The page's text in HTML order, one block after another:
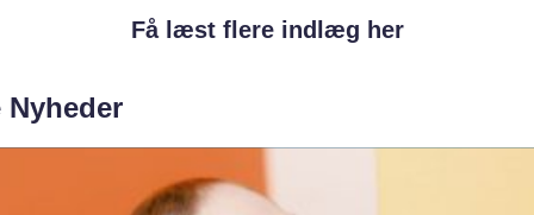
Få læst flere indlæg her
Nyheder